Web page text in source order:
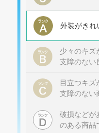
外装がきれ
少々のキズ
支障のない
目立つキズ
支障のない
破損などが
のある商品